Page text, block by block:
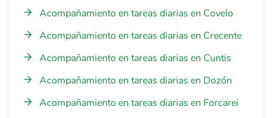
Acompañamiento en tareas diarias en Covelo
Acompañamiento en tareas diarias en Crecente
Acompañamiento en tareas diarias en Cuntis
Acompañamiento en tareas diarias en Dozón
Acompañamiento en tareas diarias en Forcarei